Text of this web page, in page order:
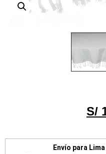
S/
Envío para